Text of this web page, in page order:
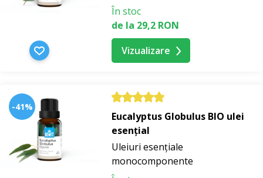
În stoc
de la 29,2 RON
Vizualizare
-41%
Eucalyptus Globulus BIO ulei
esențial
Uleiuri esențiale
monocomponente